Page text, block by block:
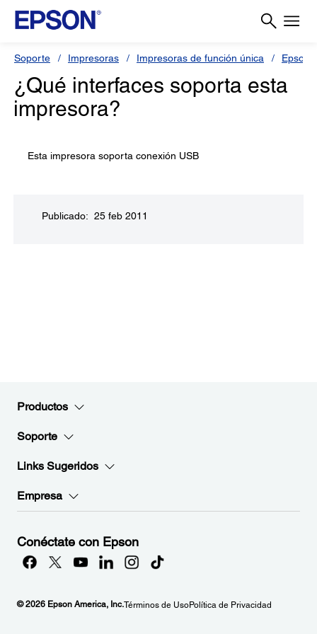
Soporte Impresoras Impresoras de función única Epson
¿Qué interfaces soporta esta
impresora?
Esta impresora soporta conexión USB
Publicado: 25 feb 2011
Productos
Soporte
Links Sugeridos
Empresa
Conéctate con Epson
© 2026 Epson America, Inc.Términos de UsoPolítica de Privacidad